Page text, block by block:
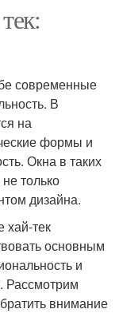
современные
В
на
формы и
Окна в таких
только
дизайна.
хай-тек
основным
и
Рассмотрим
внимание